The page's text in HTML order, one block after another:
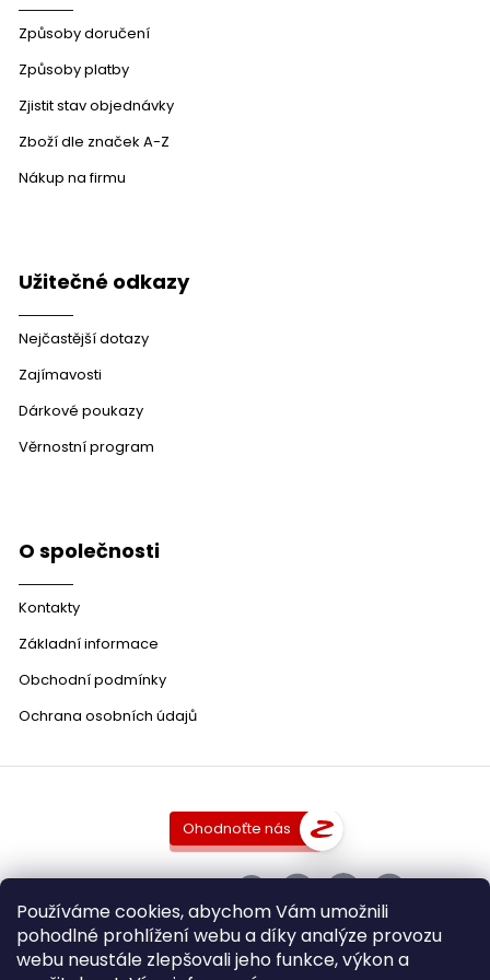
Používáme cookies, abychom Vám umožnili
pohodlné prohlížení webu a díky analýze provozu
webu neustále zlepšovali jeho funkce, výkon a
Způsoby doručení
Způsoby platby
Zjistit stav objednávky
Zboží dle značek A-Z
Nákup na firmu
Užitečné odkazy
Nejčastější dotazy
Zajímavosti
Dárkové poukazy
Věrnostní program
O společnosti
Kontakty
Základní informace
Obchodní podmínky
Ochrana osobních údajů
Ohodnoťte nás